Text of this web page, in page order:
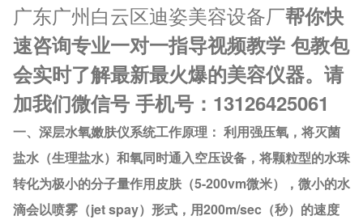
广东广州白云区迪姿美容设备厂帮你快
速咨询专业一对一指导视频教学 包教包
会实时了解最新最火爆的美容仪器。 请
加我们微信号 手机号：13126425061
一、深层水氧嫩肤仪系统工作原理： 利用强压氧，将灭菌
盐水（生理盐水）和氧同时通入空压设备，将颗粒型的水珠
转化为极小的分子量作用皮肤（5-200vm微米），微小的水
滴会以喷雾（jet spay）形式，用200m/sec（秒）的速度